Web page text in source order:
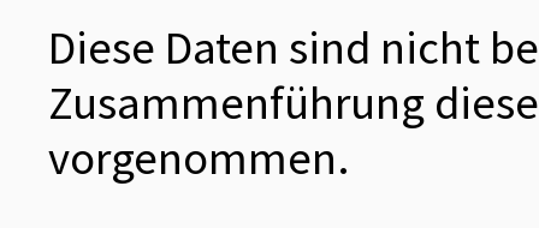
Diese Daten sind nicht
Zusammenführung
vorgenommen.